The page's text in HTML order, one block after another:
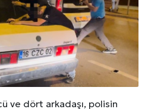
ve dört arkadaşı, polisin